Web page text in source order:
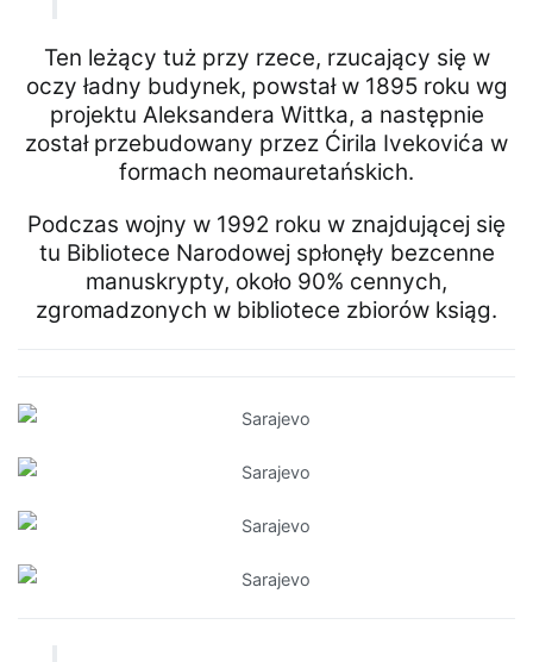
Ten leżący tuż przy rzece, rzucający się w
oczy ładny budynek, powstał w 1895 roku wg
projektu Aleksandera Wittka, a następnie
został przebudowany przez Ćirila Ivekovića w
formach neomauretańskich.
Podczas wojny w 1992 roku w znajdującej się
tu Bibliotece Narodowej spłonęły bezcenne
manuskrypty, około 90% cennych,
zgromadzonych w bibliotece zbiorów ksiąg.